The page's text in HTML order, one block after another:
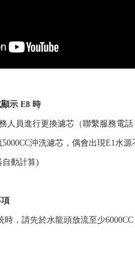
示 E8 時
人員進行更換濾芯（聯繫服務電話
沖洗濾芯，偶會出現E1水
自動計算)
，請先於水龍頭放流至少